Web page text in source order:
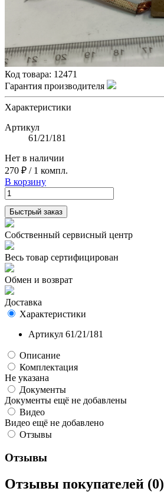
Код товара: 12471
Гарантия производителя
Характеристики
Артикул
61/21/181
Нет в наличии
270 ₽ / 1 компл.
В корзину
Быстрый заказ
Собственный сервисный центр
Весь товар сертифицирован
Обмен и возврат
Доставка
Характеристики
Артикул 61/21/181
Описание
Комплектация
Не указана
Документы
Документы ещё не добавлены
Видео
Видео ещё не добавлено
Отзывы
Отзывы
Отзывы покупателей (0)